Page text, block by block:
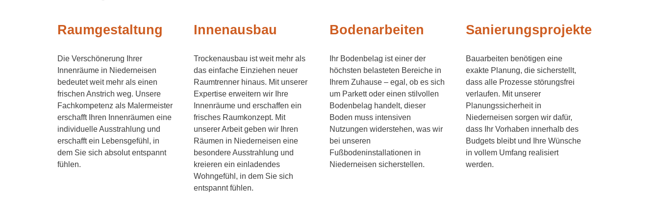
Raumgestaltung
Die Verschönerung Ihrer
Innenräume in Niederneisen
bedeutet weit mehr als einen
frischen Anstrich weg. Unsere
Fachkompetenz als Malermeister
erschafft Ihren Innenräumen eine
individuelle Ausstrahlung und
erschafft ein Lebensgefühl, in
dem Sie sich absolut entspannt
fühlen.
Innenausbau
Trockenausbau ist weit mehr als
das einfache Einziehen neuer
Raumtrenner hinaus. Mit unserer
Expertise erweitern wir Ihre
Innenräume und erschaffen ein
frisches Raumkonzept. Mit
unserer Arbeit geben wir Ihren
Räumen in Niederneisen eine
besondere Ausstrahlung und
kreieren ein einladendes
Wohngefühl, in dem Sie sich
entspannt fühlen.
Bodenarbeiten
Ihr Bodenbelag ist einer der
höchsten belasteten Bereiche in
Ihrem Zuhause – egal, ob es sich
um Parkett oder einen stilvollen
Bodenbelag handelt, dieser
Boden muss intensiven
Nutzungen widerstehen, was wir
bei unseren
Fußbodeninstallationen in
Niederneisen sicherstellen.
Sanierungsprojekte
Bauarbeiten benötigen eine
exakte Planung, die sicherstellt,
dass alle Prozesse störungsfrei
verlaufen. Mit unserer
Planungssicherheit in
Niederneisen sorgen wir dafür,
dass Ihr Vorhaben innerhalb des
Budgets bleibt und Ihre Wünsche
in vollem Umfang realisiert
werden.